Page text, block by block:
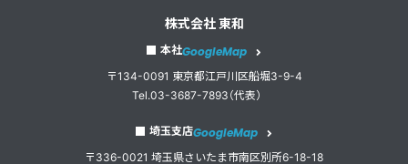
株式会社 東和
本社GoogleMap
〒134-0091 東京都江戸川区船堀3-9-4
Tel.03-3687-7893（代表）
埼玉支店GoogleMap
〒336-0021 埼玉県さいたま市南区別所6-18-18